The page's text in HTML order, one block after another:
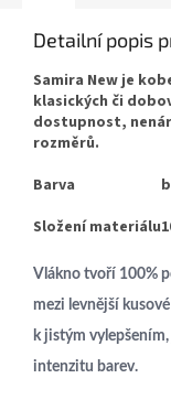
Detailní popis
Samira New je
klasických či
dostupnost,
rozměrů.
Barva
Složení materiálu
Vlákno tvoří 100%
mezi levnější
k jistým
intenzitu barev.